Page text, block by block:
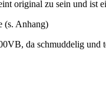
original zu sein und ist
(s. Anhang)
da schmuddelig und